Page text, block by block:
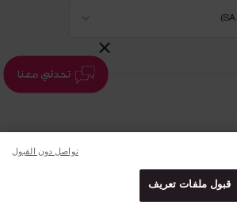
×
قبول ملفات تعريف
تواصل دون القبول